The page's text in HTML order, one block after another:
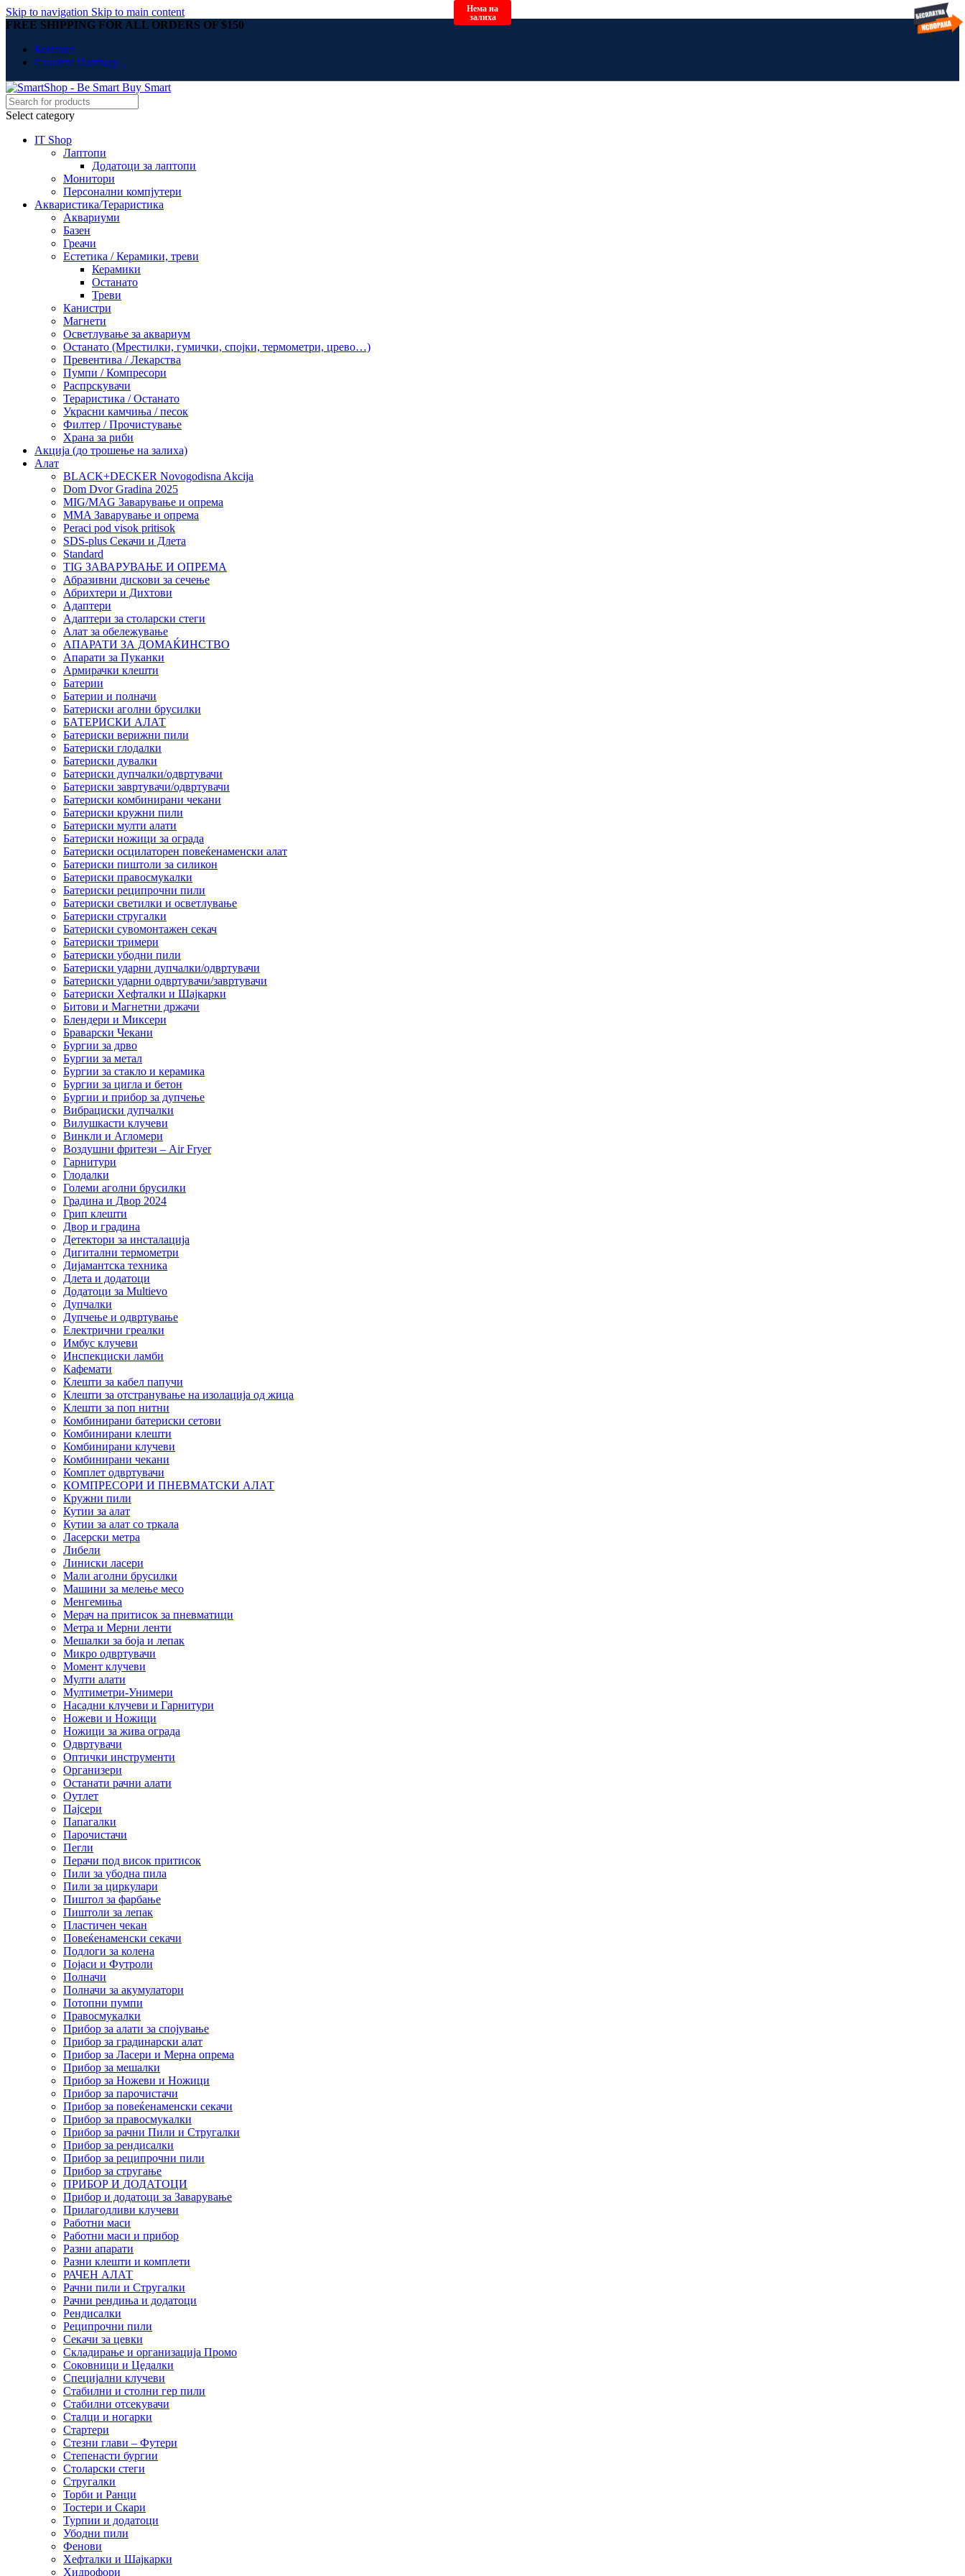
Skip to navigation Skip to main content
FREE SHIPPING FOR ALL ORDERS OF $150
Контакт
Станете Партнер
Select category
IT Shop
Лаптопи
Додатоци за лаптопи
Монитори
Персонални компјутери
Акваристика/Тераристика
Аквариуми
Базен
Греачи
Естетика / Керамики, треви
Керамики
Останато
Треви
Канистри
Магнети
Осветлување за аквариум
Останато (Мрестилки, гумички, спојки, термометри, црево…)
Превентива / Лекарства
Пумпи / Компресори
Распрскувачи
Тераристика / Останато
Украсни камчиња / песок
Филтер / Прочистување
Храна за риби
Акција (до трошење на залиха)
Алат
BLACK+DECKER Novogodisna Akcija
Dom Dvor Gradina 2025
MIG/MAG Заварување и опрема
MMA Заварување и опрема
Peraci pod visok pritisok
SDS-plus Секачи и Длета
Standard
TIG ЗАВАРУВАЊЕ И ОПРЕМА
Абразивни дискови за сечење
Абрихтери и Дихтови
Адаптери
Адаптери за столарски стеги
Алат за обележување
АПАРАТИ ЗА ДОМАЌИНСТВО
Апарати за Пуканки
Армирачки клешти
Батерии
Батерии и полначи
Батериски аголни брусилки
БАТЕРИСКИ АЛАТ
Батериски верижни пили
Батериски глодалки
Батериски дувалки
Батериски дупчалки/одвртувачи
Батериски завртувачи/одвртувачи
Батериски комбинирани чекани
Батериски кружни пили
Батериски мулти алати
Батериски ножици за ограда
Батериски осцилаторен повеќенаменски алат
Батериски пиштоли за силикон
Батериски правосмукалки
Батериски реципрочни пили
Батериски светилки и осветлување
Батериски стругалки
Батериски сувомонтажен секач
Батериски тримери
Батериски убодни пили
Батериски ударни дупчалки/одвртувачи
Батериски ударни одвртувачи/завртувачи
Батериски Хефталки и Шајкарки
Битови и Магнетни држачи
Блендери и Миксери
Браварски Чекани
Бургии за дрво
Бургии за метал
Бургии за стакло и керамика
Бургии за цигла и бетон
Бургии и прибор за дупчење
Вибрациски дупчалки
Вилушкасти клучеви
Винкли и Агломери
Воздушни фритези – Air Fryer
Гарнитури
Глодалки
Големи аголни брусилки
Градина и Двор 2024
Грип клешти
Двор и градина
Детектори за инсталација
Дигитални термометри
Дијамантска техника
Длета и додатоци
Додатоци за Multievo
Дупчалки
Дупчење и одвртување
Електрични греалки
Имбус клучеви
Инспекциски ламби
Кафемати
Клешти за кабел папучи
Клешти за отстранување на изолација од жица
Клешти за поп нитни
Комбинирани батериски сетови
Комбинирани клешти
Комбинирани клучеви
Комбинирани чекани
Комплет одвртувачи
КОМПРЕСОРИ И ПНЕВМАТСКИ АЛАТ
Кружни пили
Кутии за алат
Кутии за алат со тркала
Ласерски метра
Либели
Линиски ласери
Мали аголни брусилки
Машини за мелење месо
Менгемиња
Мерач на притисок за пневматици
Метра и Мерни ленти
Мешалки за боја и лепак
Микро одвртувачи
Момент клучеви
Мулти алати
Мултиметри-Унимери
Насадни клучеви и Гарнитури
Ножеви и Ножици
Ножици за жива ограда
Одвртувачи
Оптички инструменти
Организери
Останати рачни алати
Оутлет
Пајсери
Папагалки
Парочистачи
Пегли
Перачи под висок притисок
Пили за убодна пила
Пили за циркулари
Пиштол за фарбање
Пиштоли за лепак
Пластичен чекан
Повеќенаменски секачи
Подлоги за колена
Појаси и Футроли
Полначи
Полначи за акумулатори
Потопни пумпи
Правосмукалки
Прибор за алати за спојување
Прибор за градинарски алат
Прибор за Ласери и Мерна опрема
Прибор за мешалки
Прибор за Ножеви и Ножици
Прибор за парочистачи
Прибор за повеќенаменски секачи
Прибор за правосмукалки
Прибор за рачни Пили и Стругалки
Прибор за рендисалки
Прибор за реципрочни пили
Прибор за стругање
ПРИБОР И ДОДАТОЦИ
Прибор и додатоци за Заварување
Прилагодливи клучеви
Работни маси
Работни маси и прибор
Разни апарати
Разни клешти и комплети
РАЧЕН АЛАТ
Рачни пили и Стругалки
Рачни рендиња и додатоци
Рендисалки
Реципрочни пили
Секачи за цевки
Складирање и организација Промо
Соковници и Цедалки
Специјални клучеви
Стабилни и столни гер пили
Стабилни отсекувачи
Сталци и ногарки
Стартери
Стезни глави – Футери
Степенасти бургии
Столарски стеги
Стругалки
Торби и Ранци
Тостери и Скари
Турпии и додатоци
Убодни пили
Фенови
Хефталки и Шајкарки
Хидрофори
Нема на
залиха